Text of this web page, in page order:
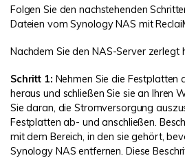
Folgen Sie den nachstehenden
Dateien vom Synology NAS mit
Nachdem Sie den NAS-Server zerlegt
Schritt 1: Nehmen Sie die Festplatten
heraus und schließen Sie sie an Ihren
Sie daran, die Stromversorgung
Festplatten ab- und anschließen.
mit dem Bereich, in den sie gehört,
Synology NAS entfernen. Diese